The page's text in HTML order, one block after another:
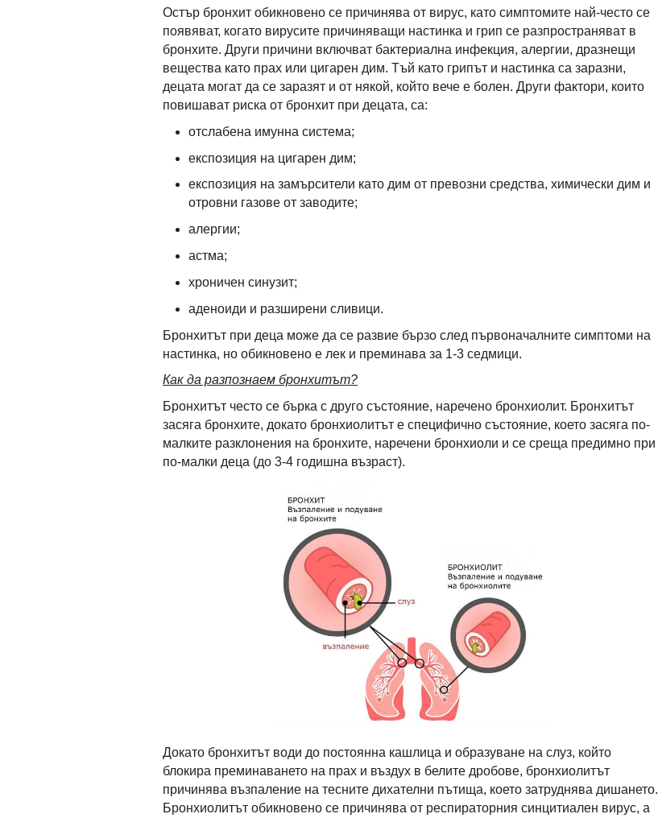
Остър бронхит обикновено се причинява от вирус, като симптомите най-често се
появяват, когато вирусите причиняващи настинка и грип се разпространяват в
бронхите. Други причини включват бактериална инфекция, алергии, дразнещи
вещества като прах или цигарен дим. Тъй като грипът и настинка са заразни,
децата могат да се заразят и от някой, който вече е болен. Други фактори, които
повишават риска от бронхит при децата, са:
отслабена имунна система;
експозиция на цигарен дим;
експозиция на замърсители като дим от превозни средства, химически дим и
отровни газове от заводите;
алергии;
астма;
хроничен синузит;
аденоиди и разширени сливици.
Бронхитът при деца може да се развие бързо след първоначалните симптоми на
настинка, но обикновено е лек и преминава за 1-3 седмици.
Как да разпознаем бронхитът?
Бронхитът често се бърка с друго състояние, наречено бронхиолит. Бронхитът
засяга бронхите, докато бронхиолитът е специфично състояние, което засяга по-
малките разклонения на бронхите, наречени бронхиоли и се среща предимно при
по-малки деца (до 3-4 годишна възраст).
Докато бронхитът води до постоянна кашлица и образуване на слуз, който
блокира преминаването на прах и въздух в белите дробове, бронхиолитът
причинява възпаление на тесните дихателни пътища, което затруднява дишането.
Бронхиолитът обикновено се причинява от респираторния синцитиален вирус, а